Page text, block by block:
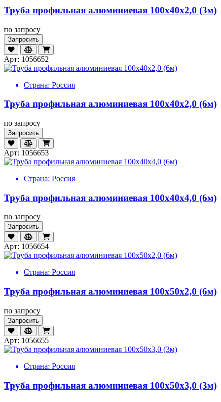
Труба профильная алюминиевая 100х40х2,0 (3м)
по запросу
Запросить
Арт: 1056652
Страна: Россия
Труба профильная алюминиевая 100х40х2,0 (6м)
по запросу
Запросить
Арт: 1056653
Страна: Россия
Труба профильная алюминиевая 100х40х4,0 (6м)
по запросу
Запросить
Арт: 1056654
Страна: Россия
Труба профильная алюминиевая 100х50х2,0 (6м)
по запросу
Запросить
Арт: 1056655
Страна: Россия
Труба профильная алюминиевая 100х50х3,0 (3м)